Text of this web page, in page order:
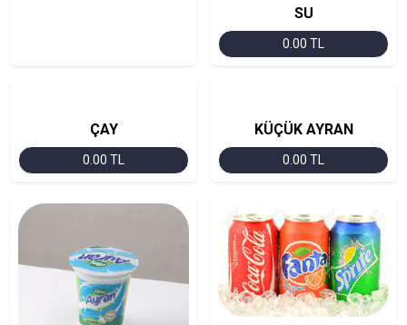
SU
0.00 TL
ÇAY
0.00 TL
KÜÇÜK AYRAN
0.00 TL